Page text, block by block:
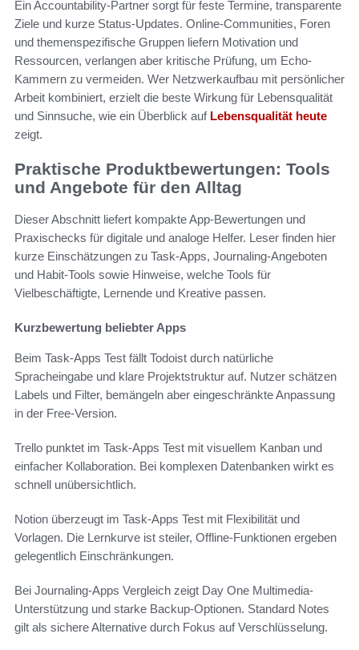
Ein Accountability-Partner sorgt für feste Termine, transparente
Ziele und kurze Status-Updates. Online-Communities, Foren
und themenspezifische Gruppen liefern Motivation und
Ressourcen, verlangen aber kritische Prüfung, um Echo-
Kammern zu vermeiden. Wer Netzwerkaufbau mit persönlicher
Arbeit kombiniert, erzielt die beste Wirkung für Lebensqualität
und Sinnsuche, wie ein Überblick auf Lebensqualität heute
zeigt.
Praktische Produktbewertungen: Tools
und Angebote für den Alltag
Dieser Abschnitt liefert kompakte App-Bewertungen und
Praxischecks für digitale und analoge Helfer. Leser finden hier
kurze Einschätzungen zu Task-Apps, Journaling-Angeboten
und Habit-Tools sowie Hinweise, welche Tools für
Vielbeschäftigte, Lernende und Kreative passen.
Kurzbewertung beliebter Apps
Beim Task-Apps Test fällt Todoist durch natürliche
Spracheingabe und klare Projektstruktur auf. Nutzer schätzen
Labels und Filter, bemängeln aber eingeschränkte Anpassung
in der Free-Version.
Trello punktet im Task-Apps Test mit visuellem Kanban und
einfacher Kollaboration. Bei komplexen Datenbanken wirkt es
schnell unübersichtlich.
Notion überzeugt im Task-Apps Test mit Flexibilität und
Vorlagen. Die Lernkurve ist steiler, Offline-Funktionen ergeben
gelegentlich Einschränkungen.
Bei Journaling-Apps Vergleich zeigt Day One Multimedia-
Unterstützung und starke Backup-Optionen. Standard Notes
gilt als sichere Alternative durch Fokus auf Verschlüsselung.